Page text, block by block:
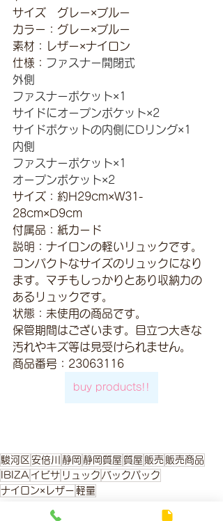
サイズ　グレー×ブルー
カラー：グレー×ブルー
素材：レザー×ナイロン
仕様： ファスナー開閉式
外側
ファスナーポケット×1
サイドにオープンポケット×2
サイドポケットの内側にDリング×1
内側
ファスナーポケット×1
オープンポケット×2
サイズ：約H29cm×W31-
28cm×D9cm
付属品：紙カード
説明：ナイロンの軽いリュックです。
コンパクトなサイズのリュックになり
ます。マチもしっかりとあり収納力の
あるリュックです。
状態：未使用の商品です。
保管期間はございます。目立つ大きな
汚れやキズ等は見受けられません。
商品番号：23063116
buy products!!
駿河区 安倍川 静岡 静岡質屋 質屋 販売 販売商品
IBIZA イビサ リュック バックパック
ナイロン×レザー 軽量